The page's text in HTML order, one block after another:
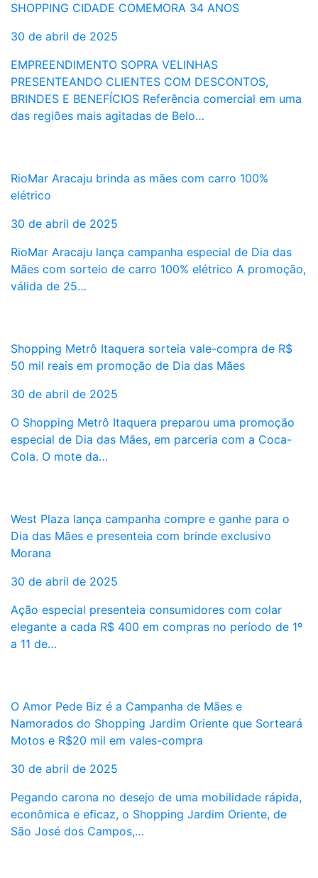
SHOPPING CIDADE COMEMORA 34 ANOS
30 de abril de 2025
EMPREENDIMENTO SOPRA VELINHAS
PRESENTEANDO CLIENTES COM DESCONTOS,
BRINDES E BENEFÍCIOS Referência comercial em uma
das regiões mais agitadas de Belo…
RioMar Aracaju brinda as mães com carro 100%
elétrico
30 de abril de 2025
RioMar Aracaju lança campanha especial de Dia das
Mães com sorteio de carro 100% elétrico A promoção,
válida de 25…
Shopping Metrô Itaquera sorteia vale-compra de R$
50 mil reais em promoção de Dia das Mães
30 de abril de 2025
O Shopping Metrô Itaquera preparou uma promoção
especial de Dia das Mães, em parceria com a Coca-
Cola. O mote da…
West Plaza lança campanha compre e ganhe para o
Dia das Mães e presenteia com brinde exclusivo
Morana
30 de abril de 2025
Ação especial presenteia consumidores com colar
elegante a cada R$ 400 em compras no período de 1º
a 11 de…
O Amor Pede Biz é a Campanha de Mães e
Namorados do Shopping Jardim Oriente que Sorteará
Motos e R$20 mil em vales-compra
30 de abril de 2025
Pegando carona no desejo de uma mobilidade rápida,
econômica e eficaz, o Shopping Jardim Oriente, de
São José dos Campos,…